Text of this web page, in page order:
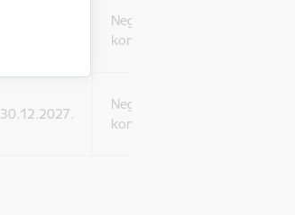
Negodīga
komercprakse
30.12.2027.
Negodīga
komercprakse